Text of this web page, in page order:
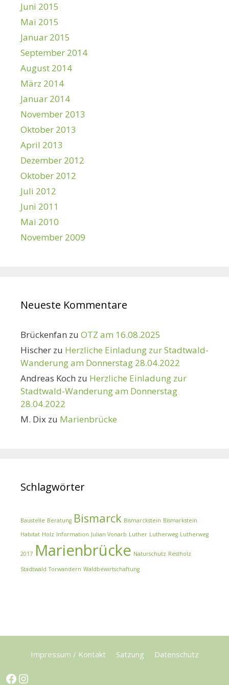
Juni 2015
Mai 2015
Januar 2015
September 2014
August 2014
März 2014
Januar 2014
November 2013
Oktober 2013
April 2013
Dezember 2012
Oktober 2012
Juli 2012
Juni 2011
Mai 2010
November 2009
Neueste Kommentare
Brückenfan zu OTZ am 16.08.2025
Hischer zu Herzliche Einladung zur Stadtwald-
Wanderung am Donnerstag 28.04.2022
Andreas Koch zu Herzliche Einladung zur
Stadtwald-Wanderung am Donnerstag
28.04.2022
M. Dix zu Marienbrücke
Schlagwörter
Baustelle Beratung Bismarck Bismarckstein Bismarkstein
Habitat Holz Information Julian Vonarb Luther Lutherweg Lutherweg
2017 Marienbrücke Naturschutz Restholz
Stadtwald Torwandern Waldbewirtschaftung
Impressum / Kontakt Satzung Datenschutz
Facebook
Instagram